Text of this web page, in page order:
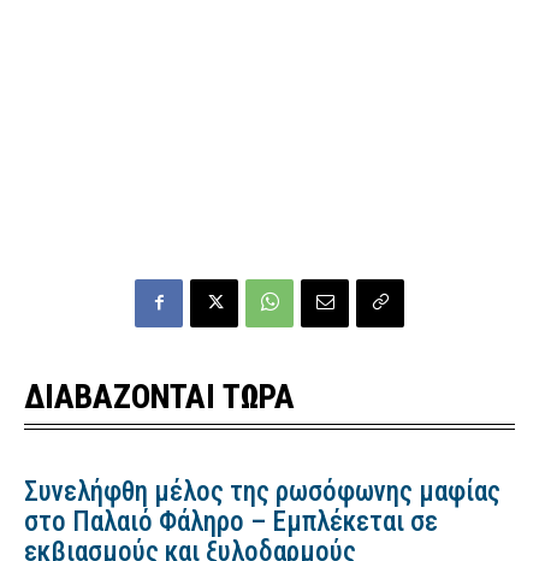
ΔΙΑΒΑΖΟΝΤΑΙ ΤΩΡΑ
Συνελήφθη μέλος της ρωσόφωνης μαφίας
στο Παλαιό Φάληρο – Εμπλέκεται σε
εκβιασμούς και ξυλοδαρμούς